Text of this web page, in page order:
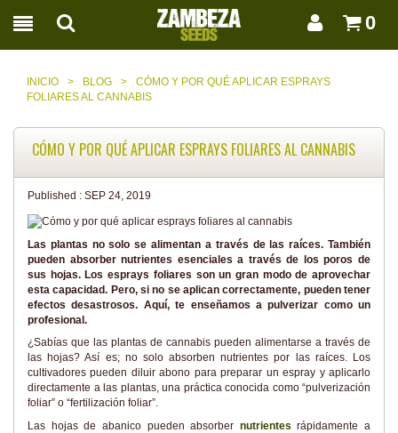
0
INICIO > BLOG >
CÓMO Y POR QUÉ APLICAR ESPRAYS
FOLIARES AL CANNABIS
CÓMO Y POR QUÉ APLICAR ESPRAYS FOLIARES AL CANNABIS
Published : SEP 24, 2019
Las plantas no solo se alimentan a través de las raíces. También
pueden absorber nutrientes esenciales a través de los poros de
sus hojas. Los esprays foliares son un gran modo de aprovechar
esta capacidad. Pero, si no se aplican correctamente, pueden tener
efectos desastrosos. Aquí, te enseñamos a pulverizar como un
profesional.
¿Sabías que las plantas de cannabis pueden alimentarse a través de
las hojas? Así es; no solo absorben nutrientes por las raíces. Los
cultivadores pueden diluir abono para preparar un espray y aplicarlo
directamente a las plantas, una práctica conocida como “pulverización
foliar” o “fertilización foliar”.
Las hojas de abanico pueden absorber nutrientes rápidamente a